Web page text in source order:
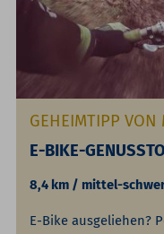
GEHEIMTIPP VON
E-BIKE-
8,4 km / mittel-
E-Bike ausgeliehen?